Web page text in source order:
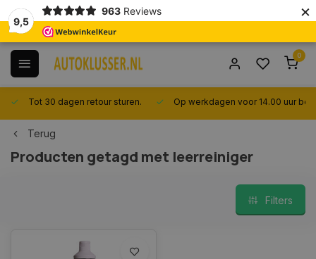
9,5
963 Reviews ×
0
Tot 30 dagen retour sturen. Op werkdagen voor 14.00 uur
Terug
Producten getagd met leerreiniger
Filters